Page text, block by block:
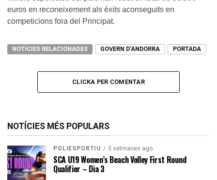
euros en reconeixement als èxits aconseguits en
competicions fora del Principat.
NOTÍCIES RELACIONADES GOVERN D'ANDORRA PORTADA
CLICKA PER COMENTAR
NOTÍCIES MÉS POPULARS
POLIESPORTIU 3 setmanes ago
SCA U19 Women’s Beach Volley First Round
Qualifier – Dia 3